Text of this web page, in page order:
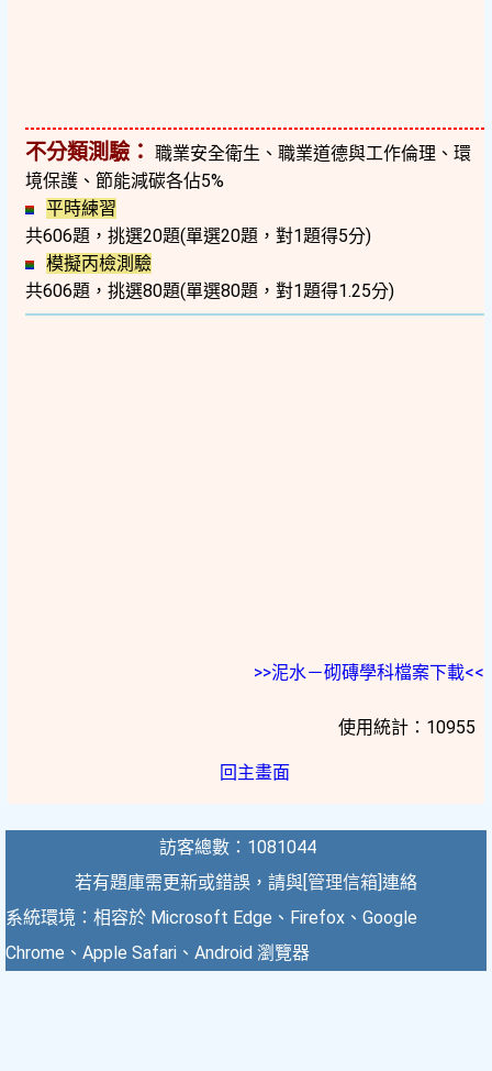
不分類測驗： 職業安全衛生、職業道德與工作倫理、環
境保護、節能減碳各佔5%
平時練習
共606題，挑選20題(單選20題，對1題得5分)
模擬丙檢測驗
共606題，挑選80題(單選80題，對1題得1.25分)
>>泥水－砌磚學科檔案下載<<
使用統計：10955
回主畫面
訪客總數：1081044
若有題庫需更新或錯誤，請與[管理信箱]連絡
系統環境：相容於 Microsoft Edge、Firefox、Google
Chrome、Apple Safari、Android 瀏覽器